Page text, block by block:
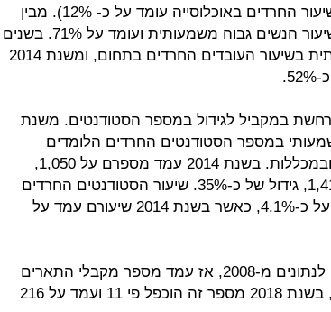
כ- 3% מכלל העובדים בתחום (שיעור החרדים באוכלוסייה עומד על כ- 12%). מבין
כלל העובדים החרדים בתחום, שיעור הנשים גבוה משמעותית ועומד על 71%. בשנים
האחרונות ניכרת צמיחה משמעותית בשיעור העובדים החרדים בתחום, ומשנת 2014
במקביל לגידול במספר הסטודנטים. משנת
חל גידול משמעותי במספר הסטודנטים החרדים הלומדים
מקצועות הייטק באוניברסיטאות ובמכללות. בשנת 2014 עמד מספרם על 1,050,
ובשנת 2018 עמד מספרם על 1,417, גידול של כ-35%. שיעור הסטודנטים החרדים
במקצועות ההייטק עמד ב-2018 על כ-4.1%, כאשר בשנת 2014 שיעורם עמד על
מדובר בזינוק של ממש בהשוואה לנתונים מ-2008, אז עמד מספר מקבלי התארים
החרדים במקצועות על 19 בלבד, בשנת 2018 מספר זה הוכפל פי 11 ועמד על 216